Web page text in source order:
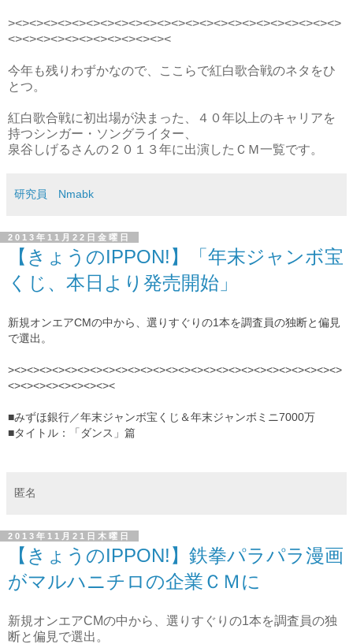
><><><><><><><><><><><><><><><><><><><><><><><>
<><><><><><><><><><><><
今年も残りわずかなので、ここらで紅白歌合戦のネタをひ
とつ。
紅白歌合戦に初出場が決まった、４０年以上のキャリアを
持つシンガー・ソングライター、
泉谷しげるさんの２０１３年に出演したＣＭ一覧です。
研究員 Nmabk
2013年11月22日金曜日
【きょうのIPPON!】「年末ジャンボ宝
くじ、本日より発売開始」
新規オンエアCMの中から、選りすぐりの1本を調査員の独断と偏見
で選出。
><><><><><><><><><><><><><><><><><><><><><><><><><><>
<><><><><><><><><
■みずほ銀行／年末ジャンボ宝くじ＆年末ジャンボミニ7000万
■タイトル：
「ダンス」篇
匿名
2013年11月21日木曜日
【きょうのIPPON!】鉄拳パラパラ漫画
がマルハニチロの企業ＣＭに
新規オンエアCMの中から、選りすぐりの1本を調査員の独
断と偏見で選出。